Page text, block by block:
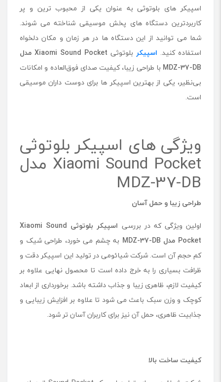
اسپیکر های بلوتوثی به عنوان یکی از محبوب ترین و پر
کاربردترین دستگاه های پخش موسیقی شناخته می شوند.
شما می توانید از این دستگاه ها در هر زمان و مکان دلخواه
استفاده کنید. اسپیکر بلوتوثی
Xiaomi Sound Pocket مدل
MDZ-37-DB با طراحی زیبا، کیفیت صدای فوق‌العاده و امکانات
بی‌نظیر، یکی از بهترین اسپیکر ها برای دوست داران موسیقی
است.
ویژگی های اسپیکر بلوتوثی
Xiaomi Sound Pocket مدل
MDZ-37-DB
طراحی زیبا و حمل آسان
اولین ویژگی که در بررسی
اسپیکر بلوتوثی Xiaomi Sound
Pocket مدل MDZ-37-DB
به چشم می خورد، طراحی شیک و
کم‌ حجم آن است. شرکت شیائومی در تولید این اسپیکر دقت و
ظرافت بسیاری را به خرج داده است تا محصول نهایی علاوه بر
کیفیت لازم، ظاهری زیبا و جذاب داشته باشد. برخورداری از ابعاد
کوچک و وزن سبک باعث می شود تا علاوه بر افزایش زیبایی و
جذابیت ظاهری، حمل آن نیز برای کاربران آسان تر شود.
کیفیت ساخت بالا